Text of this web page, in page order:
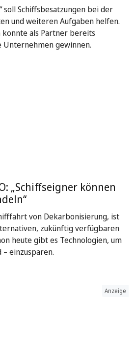
soll Schiffsbesatzungen bei der
und weiteren Aufgaben helfen.
als Partner bereits
Unternehmen gewinnen.
„Schiffseigner können
von Dekarbonisierung, ist
zukünftig verfügbaren
heute gibt es Technologien, um
– einzusparen.
Anzeige